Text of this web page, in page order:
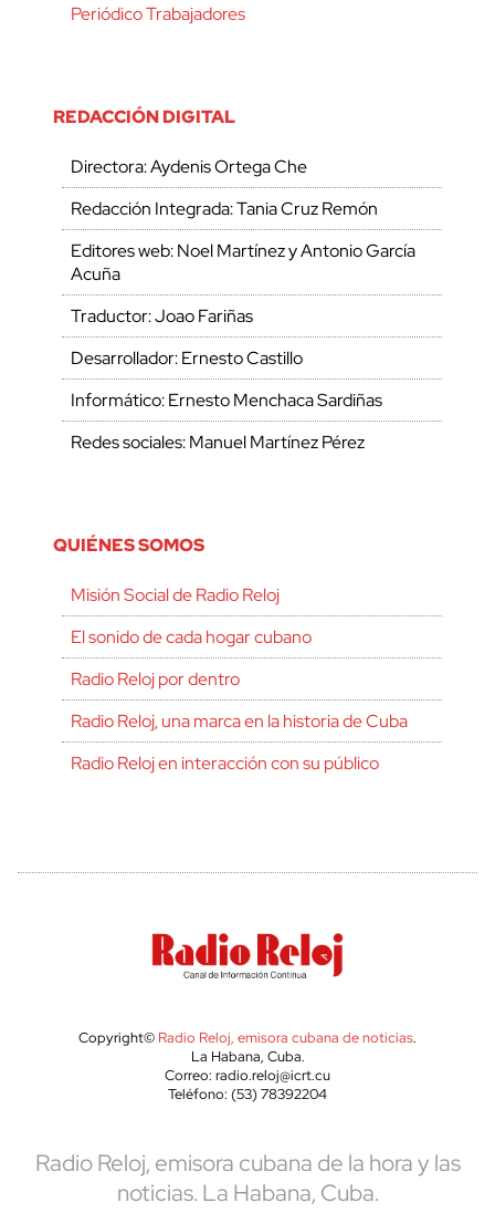
Periódico Trabajadores
REDACCIÓN DIGITAL
Directora: Aydenis Ortega Che
Redacción Integrada: Tania Cruz Remón
Editores web: Noel Martínez y Antonio García
Acuña
Traductor: Joao Fariñas
Desarrollador: Ernesto Castillo
Informático: Ernesto Menchaca Sardiñas
Redes sociales: Manuel Martínez Pérez
QUIÉNES SOMOS
Misión Social de Radio Reloj
El sonido de cada hogar cubano
Radio Reloj por dentro
Radio Reloj, una marca en la historia de Cuba
Radio Reloj en interacción con su público
Copyright© Radio Reloj, emisora cubana de noticias.
La Habana, Cuba.
Correo: radio.reloj@icrt.cu
Teléfono: (53) 78392204
Radio Reloj, emisora cubana de la hora y las
noticias. La Habana, Cuba.